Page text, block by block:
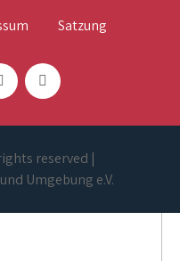
Satzung
reserved |
Umgebung e.V.